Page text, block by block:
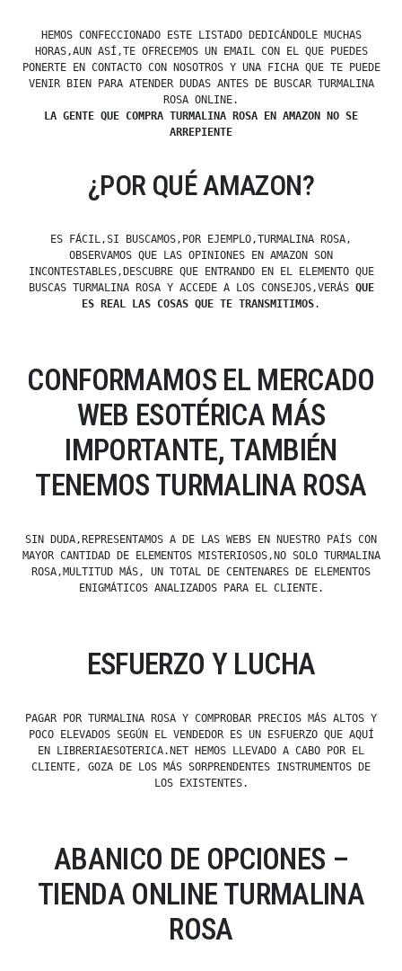
HEMOS CONFECCIONADO ESTE LISTADO DEDICÁNDOLE MUCHAS
HORAS,AUN ASÍ,TE OFRECEMOS UN EMAIL CON EL QUE PUEDES
PONERTE EN CONTACTO CON NOSOTROS Y UNA FICHA QUE TE PUEDE
VENIR BIEN PARA ATENDER DUDAS ANTES DE BUSCAR TURMALINA
ROSA ONLINE.
LA GENTE QUE COMPRA TURMALINA ROSA EN AMAZON NO SE
ARREPIENTE
¿POR QUÉ AMAZON?
ES FÁCIL,SI BUSCAMOS,POR EJEMPLO,TURMALINA ROSA,
OBSERVAMOS QUE LAS OPINIONES EN AMAZON SON
INCONTESTABLES,DESCUBRE QUE ENTRANDO EN EL ELEMENTO QUE
BUSCAS TURMALINA ROSA Y ACCEDE A LOS CONSEJOS,VERÁS QUE
ES REAL LAS COSAS QUE TE TRANSMITIMOS.
CONFORMAMOS EL MERCADO
WEB ESOTÉRICA MÁS
IMPORTANTE, TAMBIÉN
TENEMOS TURMALINA ROSA
SIN DUDA,REPRESENTAMOS A DE LAS WEBS EN NUESTRO PAÍS CON
MAYOR CANTIDAD DE ELEMENTOS MISTERIOSOS,NO SOLO TURMALINA
ROSA,MULTITUD MÁS, UN TOTAL DE CENTENARES DE ELEMENTOS
ENIGMÁTICOS ANALIZADOS PARA EL CLIENTE.
ESFUERZO Y LUCHA
PAGAR POR TURMALINA ROSA Y COMPROBAR PRECIOS MÁS ALTOS Y
POCO ELEVADOS SEGÚN EL VENDEDOR ES UN ESFUERZO QUE AQUÍ
EN LIBRERIAESOTERICA.NET HEMOS LLEVADO A CABO POR EL
CLIENTE, GOZA DE LOS MÁS SORPRENDENTES INSTRUMENTOS DE
LOS EXISTENTES.
ABANICO DE OPCIONES –
TIENDA ONLINE TURMALINA
ROSA